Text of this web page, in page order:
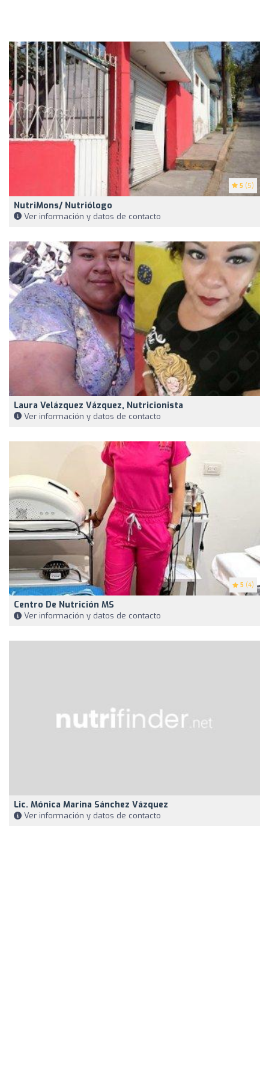
5 (5)
NutriMons/ Nutriólogo
Ver información y datos de contacto
Laura Velázquez Vázquez, Nutricionista
Ver información y datos de contacto
5 (4)
Centro De Nutrición MS
Ver información y datos de contacto
Lic. Mónica Marina Sánchez Vázquez
Ver información y datos de contacto